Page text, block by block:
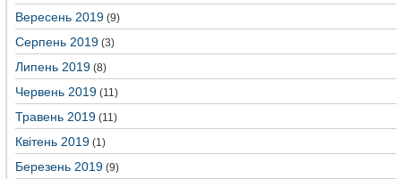
Вересень 2019 (9)
Серпень 2019 (3)
Липень 2019 (8)
Червень 2019 (11)
Травень 2019 (11)
Квітень 2019 (1)
Березень 2019 (9)